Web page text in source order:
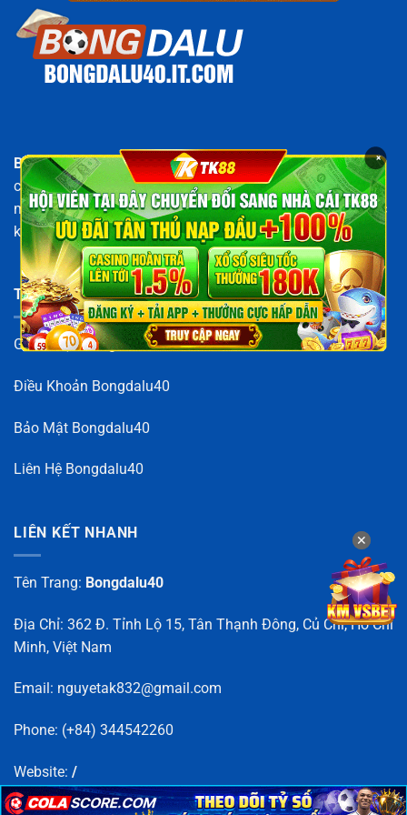
Bongdalu40là cổng thông tin bóng đá hàng đầu, chuyên
cập nhật tỷ số, kết quả, lịch thi đấu và tỷ lệ kèo trực tuyến
mới nhất. Tất cả dữ liệu trênBongdalu40.it.comđều được
kiểm duyệt kỹ lưỡng, đảm bảo độ chính xác tuyệt đối.
THÔNG TIN
Giới Thiệu Bongdalu40
Điều Khoản Bongdalu40
Bảo Mật Bongdalu40
Liên Hệ Bongdalu40
LIÊN KẾT NHANH
Tên Trang: Bongdalu40
Địa Chỉ: 362 Đ. Tỉnh Lộ 15, Tân Thạnh Đông, Củ Chi, Hồ Chí
Minh, Việt Nam
Email: nguyetak832@gmail.com
Phone: (+84) 344542260
Website: /
×
✕
✕